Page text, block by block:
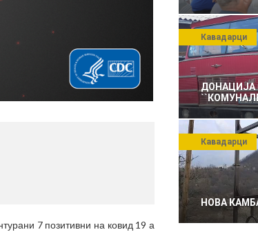
МЕСТО ЗА
(770x120)
7 позитивни на ковид 19 а
ДОНАЦИЈА
Кавадарци
НОВА
Кавадарци